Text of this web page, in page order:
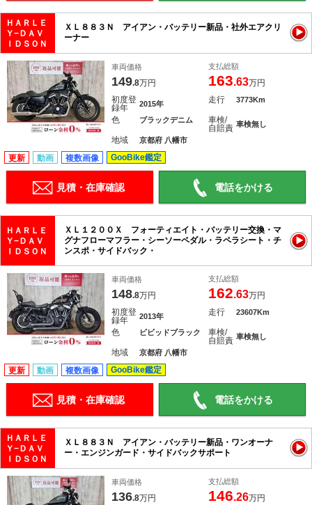
ＨＡＲＬＥ
Ｙ−ＤＡＶ
ＩＤＳＯＮ
ＸＬ８８３Ｎ アイアン・バッテリー新品・社外エアクリ
ーナー
車両価格
149.8万円
支払総額
163.63万円
初度登
録年
2015年 走行 3773Km
色 ブラックデニム
車検/
自賠責 車検無し
地域 京都府 八幡市
更新 動画 複数画像 GooBike鑑定
見積・在庫確認 電話をかける
ＨＡＲＬＥ
Ｙ−ＤＡＶ
ＩＤＳＯＮ
ＸＬ１２００Ｘ フォーティエイト・バッテリー交換・マ
グナフローマフラー・シーソーペダル・ラペラシート・チ
ンスポ・サイドバック・
車両価格
148.8万円
支払総額
162.63万円
初度登
録年
2013年 走行 23607Km
色 ビビッドブラック
車検/
自賠責 車検無し
地域 京都府 八幡市
更新 動画 複数画像 GooBike鑑定
見積・在庫確認 電話をかける
ＨＡＲＬＥ
Ｙ−ＤＡＶ
ＩＤＳＯＮ
ＸＬ８８３Ｎ アイアン・バッテリー新品・ワンオーナ
ー・エンジンガード・サイドバックサポート
車両価格
136.8万円
支払総額
146.26万円